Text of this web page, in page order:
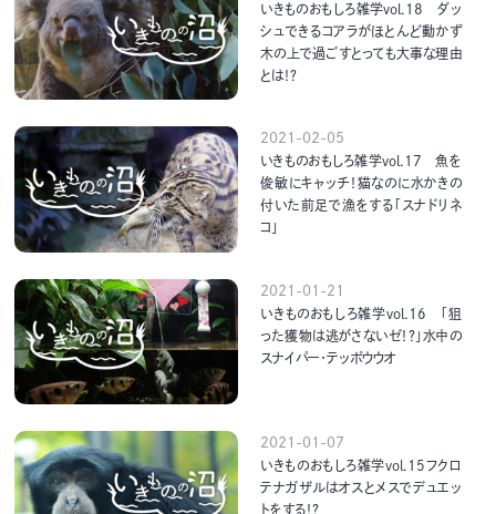
いきものおもしろ雑学vol.18 ダッ
シュできるコアラがほとんど動かず
木の上で過ごすとっても大事な理由
とは！？
2021-02-05
いきものおもしろ雑学vol.17 魚を
俊敏にキャッチ！猫なのに水かきの
付いた前足で漁をする「スナドリネ
コ」
2021-01-21
いきものおもしろ雑学vol.16 「狙
った獲物は逃がさないゼ！？」水中の
スナイパー・テッポウウオ
2021-01-07
いきものおもしろ雑学vol.15フクロ
テナガザルはオスとメスでデュエッ
トをする！？